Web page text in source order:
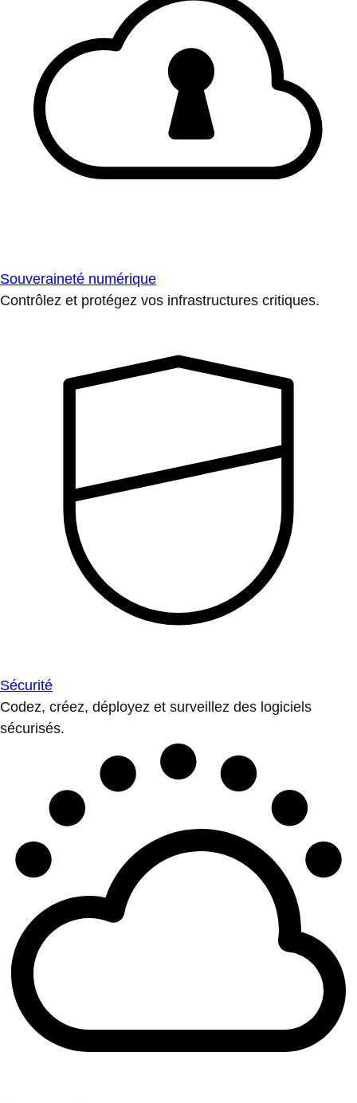
Souveraineté numérique
Contrôlez et protégez vos infrastructures critiques.
Sécurité
Codez, créez, déployez et surveillez des logiciels
sécurisés.